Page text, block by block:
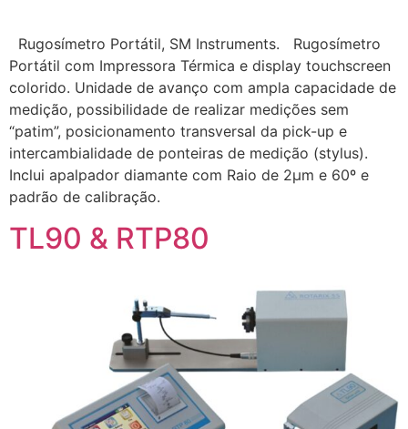
Rugosímetro Portátil, SM Instruments. Rugosímetro
Portátil com Impressora Térmica e display touchscreen
colorido. Unidade de avanço com ampla capacidade de
medição, possibilidade de realizar medições sem
“patim”, posicionamento transversal da pick-up e
intercambialidade de ponteiras de medição (stylus).
Inclui apalpador diamante com Raio de 2µm e 60º e
padrão de calibração.
TL90 & RTP80